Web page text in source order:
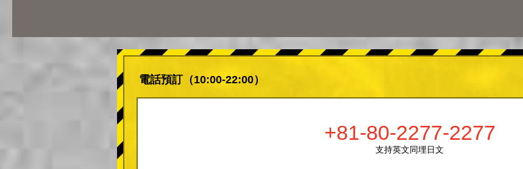
電話預訂（10:00-22:00）
+81-80-2277-2277
支持英文同埋日文